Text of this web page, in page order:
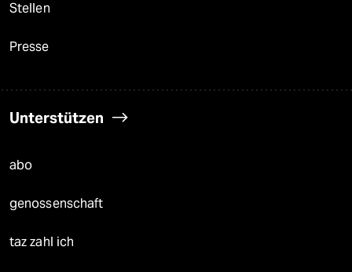
Stellen
Presse
Unterstützen
abo
genossenschaft
taz zahl ich